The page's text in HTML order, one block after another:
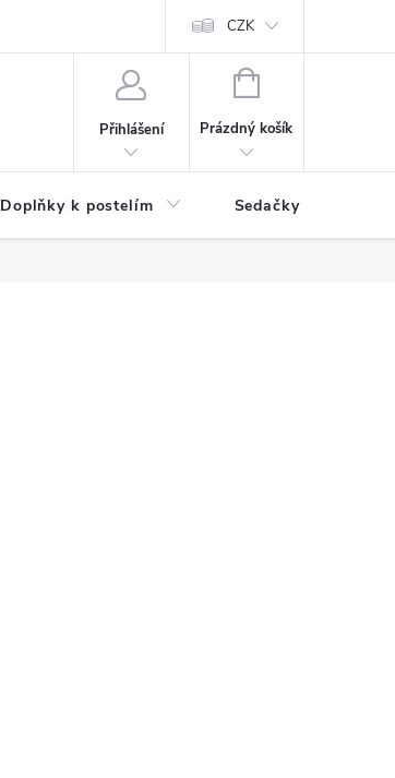
Podmínky ochrany osobních údajů
CZK
Přihlášení
NÁKUPNÍ
Prázdný košík
Doplňky k postelím Sedačky